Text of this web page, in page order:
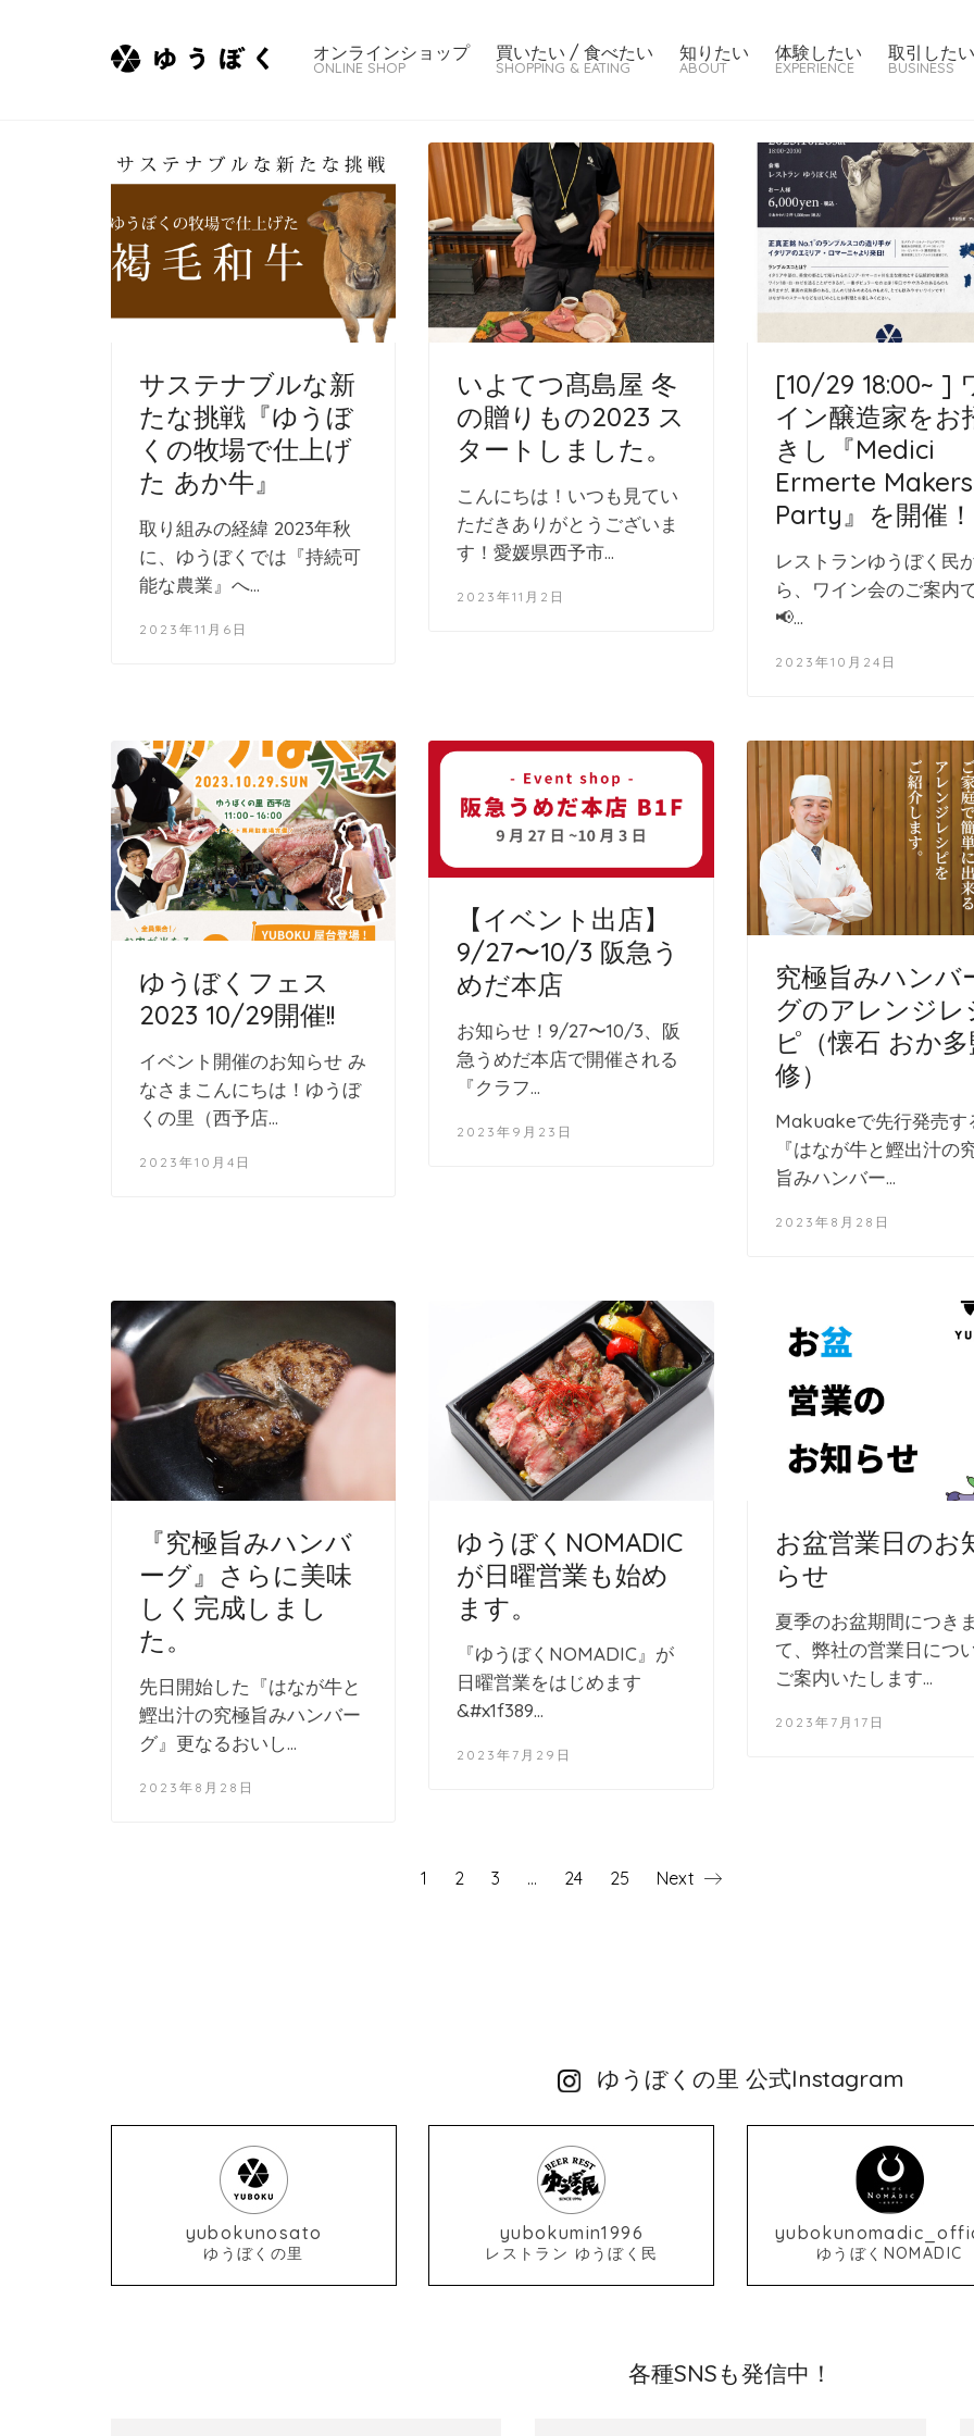
オンラインショップ
ONLINE SHOP
買いたい / 食べたい
SHOPPING & EATING
知りたい
ABOUT
体験したい
EXPERIENCE
取引したい
BUSINESS
サステナブルな新
たな挑戦『ゆうぼ
くの牧場で仕上げ
た あか牛』
取り組みの経緯 2023年秋
に、ゆうぼくでは『持続可
能な農業』へ…
2023年11月6日
いよてつ髙島屋 冬
の贈りもの2023 ス
タートしました。
こんにちは！いつも見てい
ただきありがとうございま
す！愛媛県西予市…
2023年11月2日
[10/29 18:00~ ]
イン醸造家をお
きし『Medici
Ermerte Makers
Party』を開催！
レストランゆうぼく民
ら、ワイン会のご案内
📢…
2023年10月24日
ゆうぼくフェス
2023 10/29開催!!
イベント開催のお知らせ み
なさまこんにちは！ゆうぼ
くの里（西予店…
2023年10月4日
【イベント出店】
9/27〜10/3 阪急う
めだ本店
お知らせ！9/27〜10/3、阪
急うめだ本店で開催される
『クラフ…
2023年9月23日
究極旨みハンバ
グのアレンジレ
ピ（懐石 おか多
修）
Makuakeで先行発売す
『はなが牛と鰹出汁の
旨みハンバー…
2023年8月28日
『究極旨みハンバ
ーグ』さらに美味
しく完成しまし
た。
先日開始した『はなが牛と
鰹出汁の究極旨みハンバー
グ』更なるおいし…
2023年8月28日
ゆうぼくNOMADIC
が日曜営業も始め
ます。
『ゆうぼくNOMADIC』が
日曜営業をはじめます
&#x1f389…
2023年7月29日
お盆営業日のお
らせ
夏季のお盆期間につき
て、弊社の営業日につ
ご案内いたします…
2023年7月17日
1 2 3 … 24 25 Next
ゆうぼくの里 公式Instagram
yubokunosato
ゆうぼくの里
yubokumin1996
レストラン ゆうぼく民 ゆうぼくNOMADIC
各種SNSも発信中！